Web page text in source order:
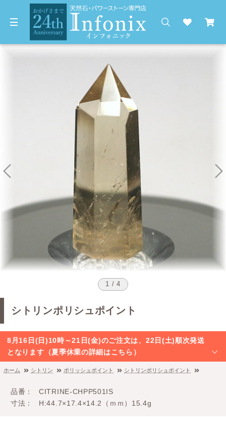
1 / 4
シトリンポリシュポイント
8月16日(日)10時～21日(金)のご注文は、22日(土)順次発送
となります（夏季休業の詳細はこちら）
ホーム シトリン ポリッシュポイント シトリンポリシュポイント
品番
CITRINE-CHPP501IS
寸法
H:44.7×17.4×14.2（ｍｍ）15.4g